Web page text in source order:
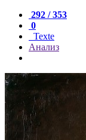
292 / 353
0
Texte
Анализ